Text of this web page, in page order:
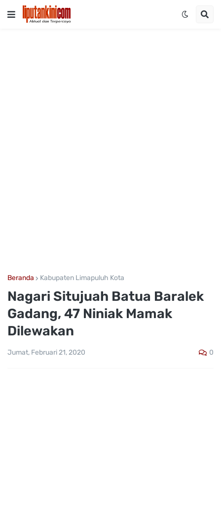
Beranda Kabupaten Limapuluh Kota
Nagari Situjuah Batua Baralek
Gadang, 47 Niniak Mamak
Dilewakan
Jumat, Februari 21, 2020 0